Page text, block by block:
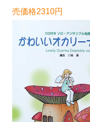
売価格2310円